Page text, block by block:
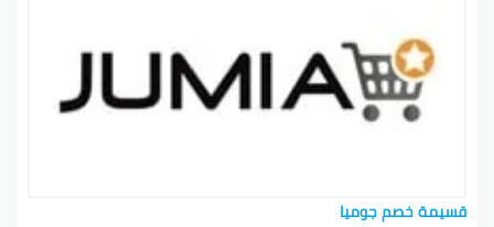
قسيمة خصم جوميا